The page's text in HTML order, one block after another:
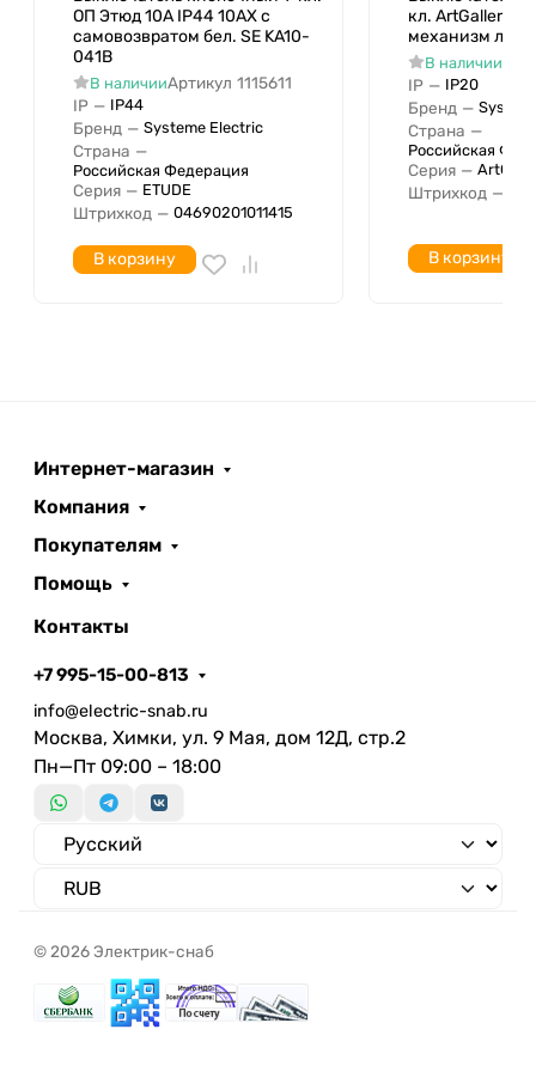
ОП Этюд 10А IP44 10AX с
самовозвратом бел. SE KA10-
041B
В наличииАртикул 1115611
IP — IP44
Бренд — Systeme Electric
Страна —
Российская Федерация
Серия — ETUDE
Штрихкод — 04690201011415
В корзину
кл. ArtGallery
механизм
В наличии
IP — IP20
Бренд —
Страна —
Российская
Серия —
Штрихкод —
В корзину
Интернет-магазин
Компания
Покупателям
Помощь
Контакты
+7 995-15-00-813
info@electric-snab.ru
Москва, Химки, ул. 9 Мая, дом 12Д, стр.2
Пн—Пт 09:00 – 18:00
© 2026 Электрик-снаб